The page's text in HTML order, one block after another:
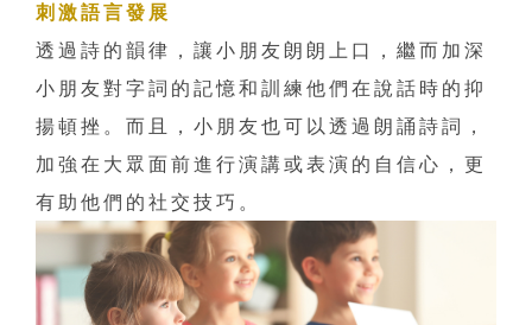
刺激語言發展
透過詩的韻律，讓小朋友朗朗上口，繼而加深
小朋友對字詞的記憶和訓練他們在說話時的抑
揚頓挫。而且，小朋友也可以透過朗誦詩詞，
加強在大眾面前進行演講或表演的自信心，更
有助他們的社交技巧。